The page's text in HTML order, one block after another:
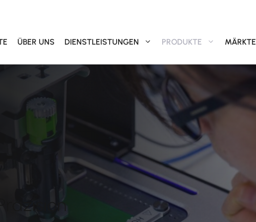
ÜBER UNS DIENSTLEISTUNGEN PRODUKTE MÄRKTE